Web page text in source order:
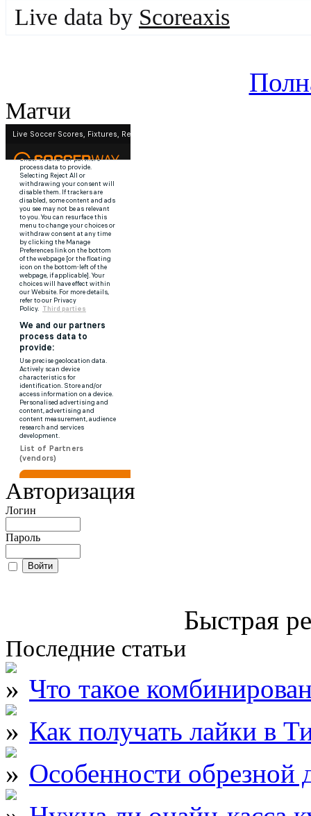
Live data by Scoreaxis
Матчи
Авторизация
Логин
Пароль
Быстрая
Последние статьи
Что такое
Как получать лайки в
Особенности обрезной